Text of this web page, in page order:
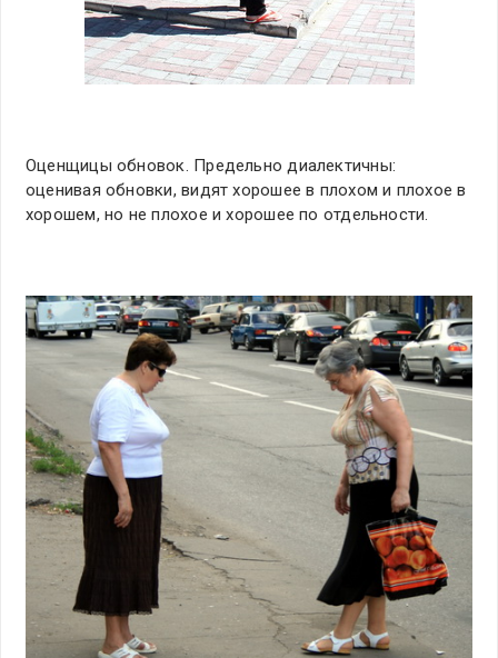
Оценщицы обновок. Предельно диалектичны:
оценивая обновки, видят хорошее в плохом и плохое в
хорошем, но не плохое и хорошее по отдельности.